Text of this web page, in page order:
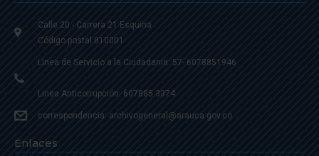
Calle 20 - Carrera 21 Esquina
Código postal 810001
Linea de Servicio a la Ciudadania: 57- 6078851946
Linea Anticorrupción: 607885 3374
correspondencia: archivogeneral@arauca.gov.co
Enlaces